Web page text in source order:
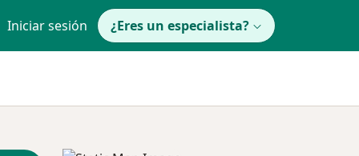
Iniciar sesión ¿Eres un especialista?